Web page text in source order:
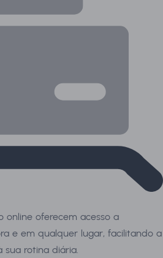
online oferecem acesso a
e em qualquer lugar, facilitando a
rotina diária.